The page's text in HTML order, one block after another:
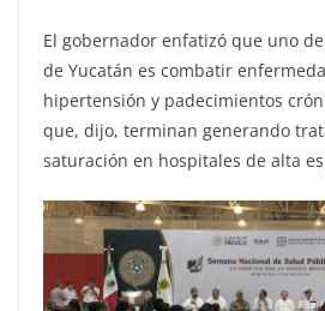
El gobernador enfatizó que uno
de Yucatán es combatir
hipertensión y padecimientos
que, dijo, terminan generando
saturación en hospitales de alta